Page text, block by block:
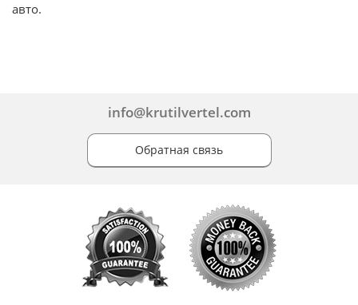
авто.
info@krutilvertel.com
Обратная связь